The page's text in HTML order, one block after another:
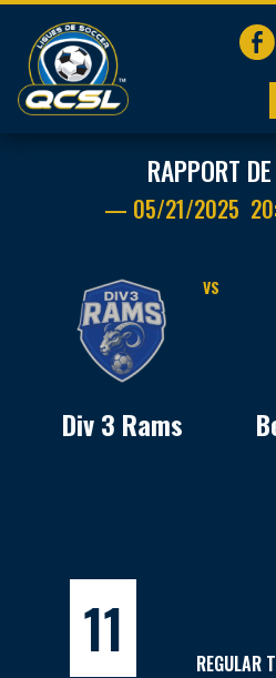
RAPPORT
— 05/21/2025
Div 3 Rams
VS
11 REGULAR